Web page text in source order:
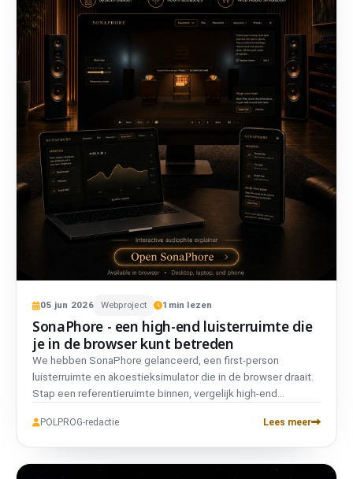
05 jun 2026 Webproject 1 min lezen
SonaPhore - een high-end luisterruimte die
je in de browser kunt betreden
We hebben SonaPhore gelanceerd, een first-person
luisterruimte en akoestieksimulator die in de browser draait.
Stap een referentieruimte binnen, vergelijk high-end
Geen account, volledig tweetalig en privé.
POLPROG-redactie Lees meer